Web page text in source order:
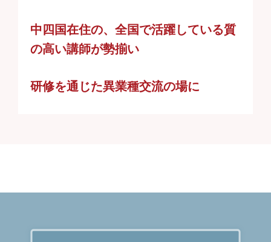
中四国在住の、全国で活躍している質
の高い講師が勢揃い
研修を通じた異業種交流の場に